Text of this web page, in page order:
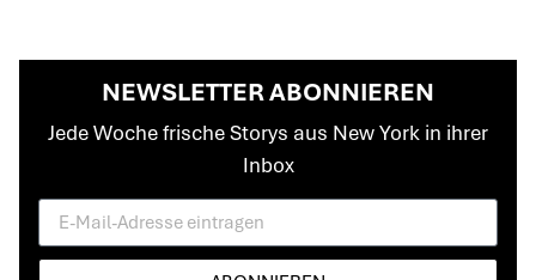
NEWSLETTER ABONNIEREN
Jede Woche frische Storys aus New York in ihrer
Inbox